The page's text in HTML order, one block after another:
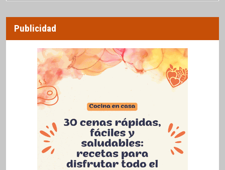
Publicidad